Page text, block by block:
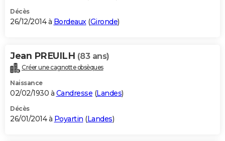
Décès
26/12/2014 à Bordeaux(Gironde)
Jean PREUILH (83 ans)
Créer une cagnotte obsèques
Naissance
02/02/1930 à Candresse (Landes)
Décès
26/01/2014 à Poyartin (Landes)